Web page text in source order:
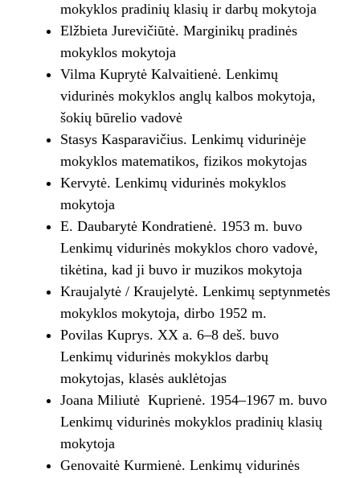
mokyklos pradinių klasių ir darbų mokytoja
Elžbieta Jurevičiūtė. Marginikų pradinės
mokyklos mokytoja
Vilma Kuprytė Kalvaitienė. Lenkimų
vidurinės mokyklos anglų kalbos mokytoja,
šokių būrelio vadovė
Stasys Kasparavičius. Lenkimų vidurinėje
mokyklos matematikos, fizikos mokytojas
Kervytė. Lenkimų vidurinės mokyklos
mokytoja
E. Daubarytė Kondratienė. 1953 m. buvo
Lenkimų vidurinės mokyklos choro vadovė,
tikėtina, kad ji buvo ir muzikos mokytoja
Kraujalytė / Kraujelytė. Lenkimų septynmetės
mokyklos mokytoja, dirbo 1952 m.
Povilas Kuprys. XX a. 6–8 deš. buvo
Lenkimų vidurinės mokyklos darbų
mokytojas, klasės auklėtojas
Joana Miliutė Kuprienė. 1954–1967 m. buvo
Lenkimų vidurinės mokyklos pradinių klasių
mokytoja
Genovaitė Kurmienė. Lenkimų vidurinės